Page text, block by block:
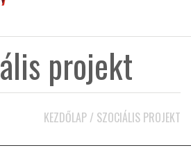
projekt
KEZDŐLAP / SZOCIÁLIS PROJEKT